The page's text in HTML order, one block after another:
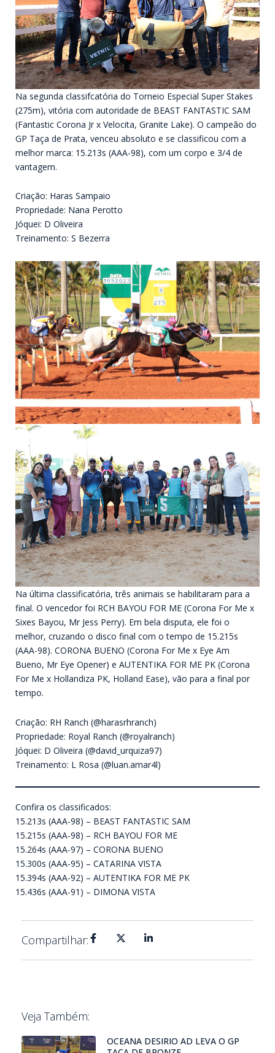
Na segunda classifcatória do Torneio Especial Super Stakes
(275m), vitória com autoridade de BEAST FANTASTIC SAM
(Fantastic Corona Jr x Velocita, Granite Lake). O campeão do
GP Taça de Prata, venceu absoluto e se classificou com a
melhor marca: 15.213s (AAA-98), com um corpo e 3/4 de
vantagem.
Criação: Haras Sampaio
Propriedade: Nana Perotto
Jóquei: D Oliveira
Treinamento: S Bezerra
Na última classificatória, três animais se habilitaram para a
final. O vencedor foi RCH BAYOU FOR ME (Corona For Me x
Sixes Bayou, Mr Jess Perry). Em bela disputa, ele foi o
melhor, cruzando o disco final com o tempo de 15.215s
(AAA-98). CORONA BUENO (Corona For Me x Eye Am
Bueno, Mr Eye Opener) e AUTENTIKA FOR ME PK (Corona
For Me x Hollandiza PK, Holland Ease), vão para a final por
tempo.
Criação: RH Ranch (@harasrhranch)
Propriedade: Royal Ranch (@royalranch)
Jóquei: D Oliveira (@david_urquiza97)
Treinamento: L Rosa (@luan.amar4l)
Confira os classificados:
15.213s (AAA-98) – BEAST FANTASTIC SAM
15.215s (AAA-98) – RCH BAYOU FOR ME
15.264s (AAA-97) – CORONA BUENO
15.300s (AAA-95) – CATARINA VISTA
15.394s (AAA-92) – AUTENTIKA FOR ME PK
15.436s (AAA-91) – DIMONA VISTA
Compartilhar:
Veja Também:
OCEANA DESIRIO AD LEVA O GP